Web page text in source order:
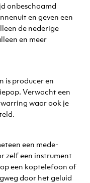
onbeschaamd
en geven een
de nederige
en meer
is producer en
Verwacht een
waar ook je
een mede-
zelf een instrument
een koptelefoon of
door het geluid